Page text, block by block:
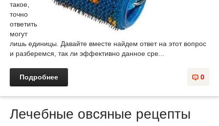
такое,
точно
ответить
могут
лишь единицы. Давайте вместе найдем ответ на этот вопрос
и разберемся, так ли эффективно данное сре...
0
Подробнее
Лечебные овсяные рецепты